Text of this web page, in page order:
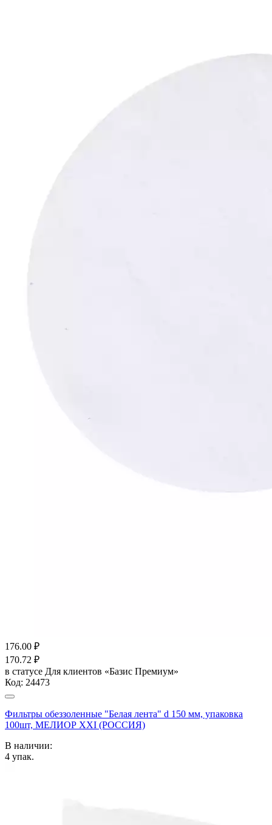
176.00 ₽
170.72 ₽
в статусе Для клиентов «Базис Премиум»
Код: 24473
Фильтры обеззоленные "Белая лента" d 150 мм, упаковка
100шт, МЕЛИОР XXI (РОССИЯ)
В наличии:
4 упак.